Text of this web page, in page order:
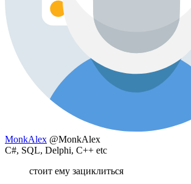
MonkAlex @MonkAlex
C#, SQL, Delphi, C++ etc
стоит ему зациклиться